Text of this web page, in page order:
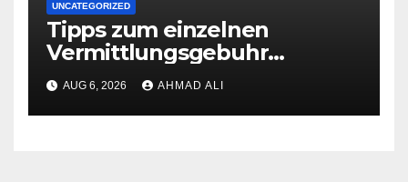
UNCATEGORIZED
Tipps zum einzelnen
Vermittlungsgebuhr
Vorschlag des eigenen
paysafecard Erreichbar
Casinos erhaltst respons
AUG 6, 2026 AHMAD ALI